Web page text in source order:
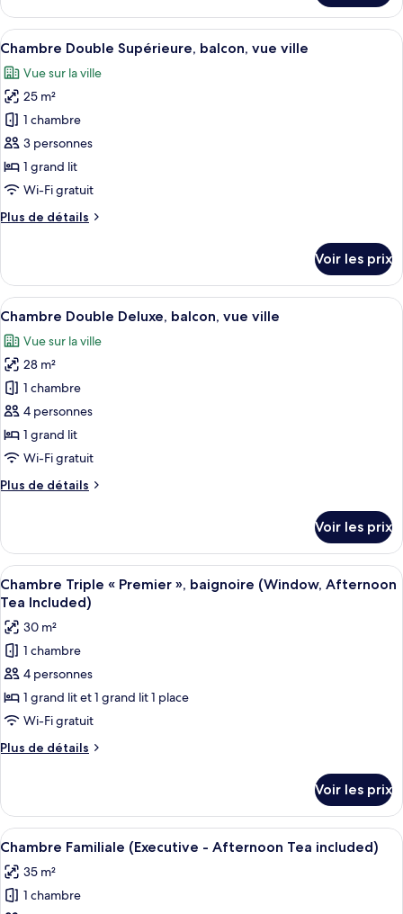
lits
jumeaux,
balcon,
vue
ville
le
type
de
Chambre
Supérieure
avec
lits
jumeaux,
balcon,
vue
ville
Afficher
toutes
les
photos
pour
ce
type
de
chambre :
Chambre
balcon,
vue
ville
Une chambre d’hôtel avec un
9
Chambre Double Supérieure, balcon, vue ville
Vue sur la ville
25 m²
1 chambre
3 personnes
1 grand lit
Wi-Fi gratuit
Plus de détails
Plus
le
type
de
Chambre
Double
Supérieure,
balcon,
vue
ville
Voir les prix
Afficher
toutes
les
photos
pour
ce
type
de
chambre :
Chambre
balcon,
vue
ville
Une chambre d’hôtel avec un
12
Chambre Double Deluxe, balcon, vue ville
Vue sur la ville
28 m²
1 chambre
4 personnes
1 grand lit
Wi-Fi gratuit
Plus de détails
Plus
le
type
de
chambre
Double
Deluxe,
balcon,
vue
ville
Voir les prix
Afficher
toutes
les
photos
pour
ce
type
de
chambre :
Chambre
«
Premier
»,
baignoire
(Window,
Afternoon
Une chambre d’hôtel avec deux lits,
8
Chambre Triple « Premier », baignoire (Window, Afternoon
Tea Included)
30 m²
1 chambre
4 personnes
1 grand lit et 1 grand lit 1 place
Wi-Fi gratuit
Plus de détails
Plus
le
type
de
Chambre
Triple
Voir les prix
Afficher
toutes
les
photos
Une chambre d’hôtel avec deux lits,
7
Chambre Familiale (Executive - Afternoon Tea included)
35 m²
1 chambre